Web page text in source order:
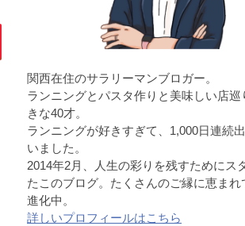
関西在住のサラリーマンブロガー。
ランニングとパスタ作りと美味しい店巡
きな40才。
ランニングが好きすぎて、1,000日連続
いました。
2014年2月、人生の彩りを残すためにス
たこのブログ。たくさんのご縁に恵まれ
進化中。
詳しいプロフィールはこちら